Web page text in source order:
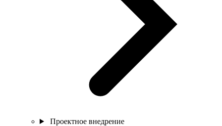
Проектное внедрение